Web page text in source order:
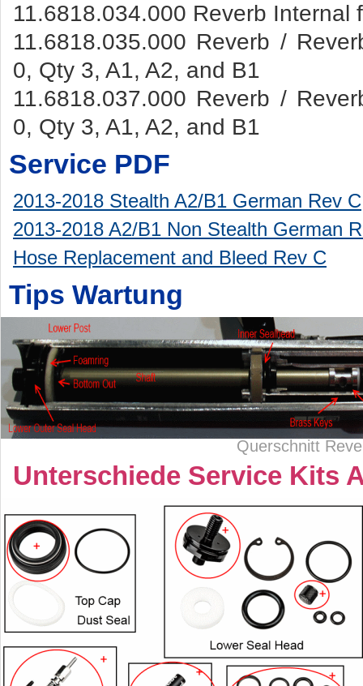
11.6818.034.000 Reverb Internal
11.6818.035.000 Reverb /
0, Qty 3, A1, A2, and B1
11.6818.037.000 Reverb /
0, Qty 3, A1, A2, and B1
Service PDF
2013-2018 Stealth A2/B1 German Rev C
2013-2018 A2/B1 Non Stealth German
Hose Replacement and Bleed Rev C
Tips Wartung
Querschnitt
Unterschiede Service Kits